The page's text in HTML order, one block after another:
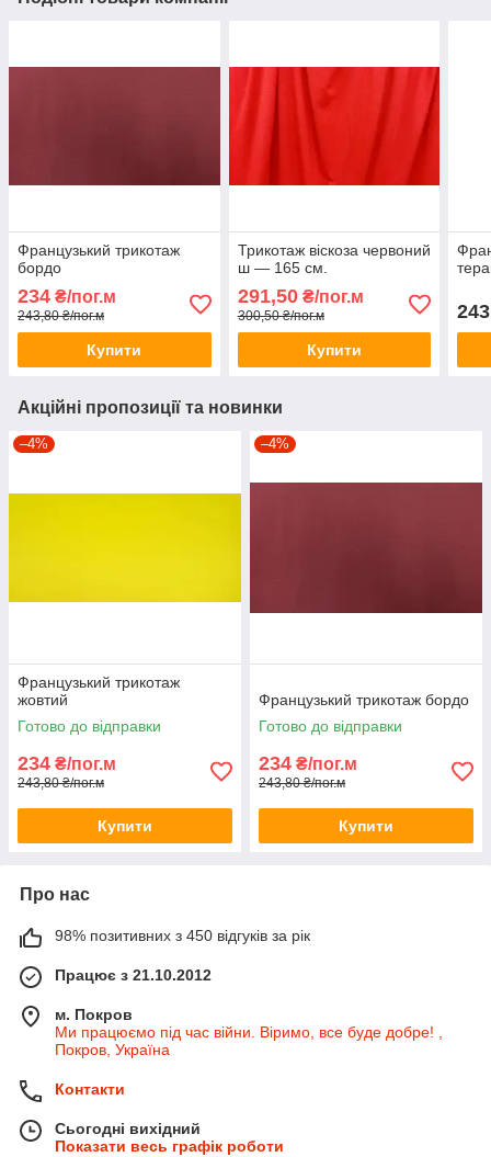
Французький трикотаж
бордо
234 ₴/пог.м
243,80 ₴/пог.м
Купити
Трикотаж віскоза червоний
ш — 165 см.
291,50₴/пог.м
300,50 ₴/пог.м
Купити
Акційні пропозиції та новинки
–4%
Французький трикотаж
жовтий
Готово до відправки
234 ₴/пог.м
243,80 ₴/пог.м
Купити
–4%
Французький трикотаж бордо
Готово до відправки
234 ₴/пог.м
243,80 ₴/пог.м
Купити
Про нас
98% позитивних з 450 відгуків за рік
Працює з 21.10.2012
м. Покров
Ми працюємо під час війни. Віримо, все буде добре! ,
Покров, Україна
Контакти
Сьогодні вихідний
Показати весь графік роботи